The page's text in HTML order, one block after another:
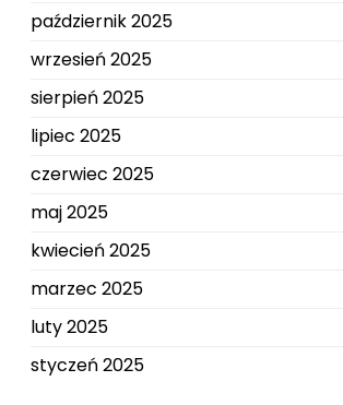
październik 2025
wrzesień 2025
sierpień 2025
lipiec 2025
czerwiec 2025
maj 2025
kwiecień 2025
marzec 2025
luty 2025
styczeń 2025